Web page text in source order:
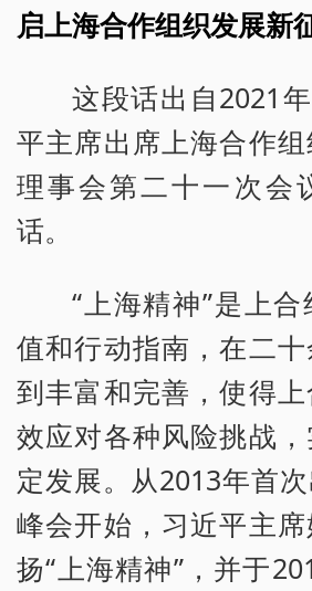
启上海合作组织发展新
这段话出自2021
平主席出席上海合作
理事会第二十一次会
话。
“上海精神”是上
值和行动指南，在二
到丰富和完善，使得
效应对各种风险挑战
定发展。从2013年首
峰会开始，习近平主
扬“上海精神”，并于